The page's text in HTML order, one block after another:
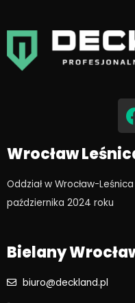
Wrocław
Oddział w Wrocław-
października 2024 roku​
Bielany
biuro@deckland.pl